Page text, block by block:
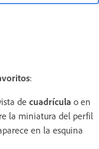
:
de cuadrícula o en
la miniatura del perfil
en la esquina